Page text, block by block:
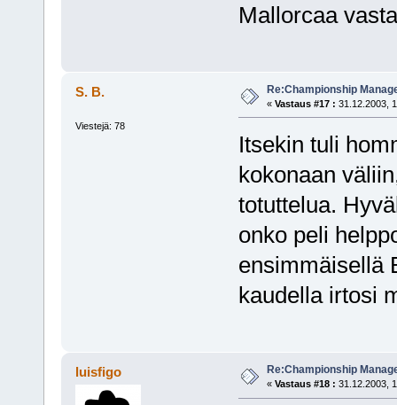
Mallorcaa
S. B.
Viestejä: 78
Re:Championship
« Vastaus #17 : 31.12.2003,
Itsekin tuli
kokonaan
totuttelua.
onko peli
ensimmäisellä
kaudella irtosi
luisfigo Re:Championship
« Vastaus #18 : 31.12.2003,